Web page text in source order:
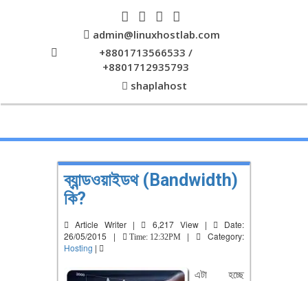
admin@linuxhostlab.com
+8801713566533 /
+8801712935793
shaplahost
ব্যান্ডওয়াইডথ (Bandwidth)
কি?
Article Writer | 6,217 View |
Date:
26/05/2015 |
Time: 12:32PM |
Category:
Hosting |
এটা হচ্ছে